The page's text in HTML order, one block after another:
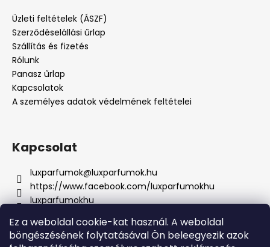
Ez a weboldal cookie-kat használ. A weboldal
böngészésének folytatásával Ön beleegyezik azok
Üzleti feltételek (ÁSZF)
Szerződéselállási űrlap
Szállítás és fizetés
Rólunk
Panasz űrlap
Kapcsolatok
A személyes adatok védelmének feltételei
Kapcsolat
luxparfumok@luxparfumok.hu
https://www.facebook.com/luxparfumokhu
luxparfumokhu